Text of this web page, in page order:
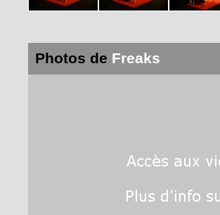
Photos de Freaks